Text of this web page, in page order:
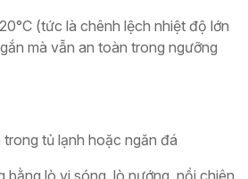
(tức là chênh lệch nhiệt độ lớn
mà vẫn an toàn trong ngưỡng
tủ lạnh hoặc ngăn đá
bằng lò vi sóng, lò nướng, nồi chiên